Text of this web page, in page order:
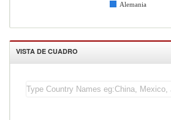
Alemania
VISTA DE CUADRO